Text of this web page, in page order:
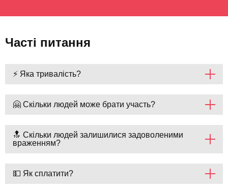
Часті питання
⚡ Яка тривалість?
🤗 Скільки людей може брати участь?
🔝 Скільки людей залишилися задоволеними
враженням?
💵 Як сплатити?